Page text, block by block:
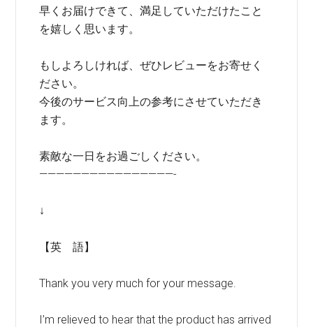
早くお届けできて、満足していただけたこと
を嬉しく思います。
もしよろしければ、ぜひレビューをお寄せく
ださい。
今後のサービス向上の参考にさせていただき
ます。
素敵な一日をお過ごしください。
————————————————-
↓
【英 語】
Thank you very much for your message.
I’m relieved to hear that the product has arrived